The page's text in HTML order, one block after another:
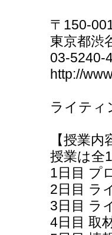
〒150-
東京都渋
03-5240-
http://
ライティ
【授業内
授業は全
1日目 プ
2日目 ラ
3日目 ラ
4日目 取